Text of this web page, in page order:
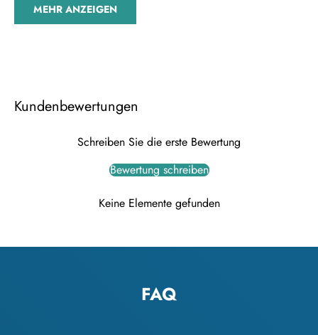
MEHR ANZEIGEN
Kundenbewertungen
Schreiben Sie die erste Bewertung
Bewertung schreiben
Keine Elemente gefunden
FAQ